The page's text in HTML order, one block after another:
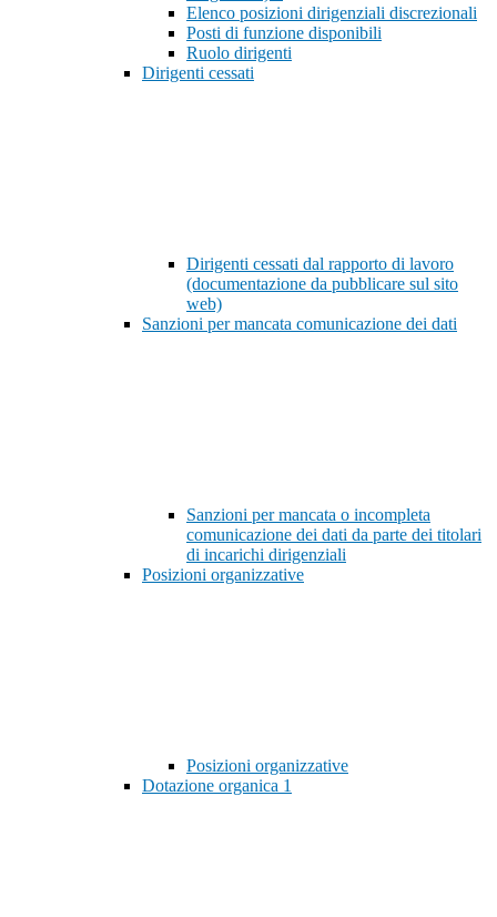
Elenco posizioni dirigenziali discrezionali
Posti di funzione disponibili
Ruolo dirigenti
Dirigenti cessati
Dirigenti cessati dal rapporto di lavoro
(documentazione da pubblicare sul sito
web)
Sanzioni per mancata comunicazione dei dati
Sanzioni per mancata o incompleta
comunicazione dei dati da parte dei titolari
di incarichi dirigenziali
Posizioni organizzative
Posizioni organizzative
Dotazione organica 1